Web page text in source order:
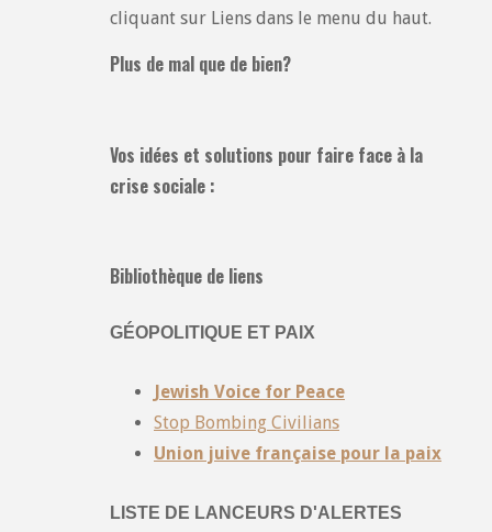
cliquant sur Liens dans le menu du haut.
Plus de mal que de bien?
Vos idées et solutions pour faire face à la
crise sociale :
Bibliothèque de liens
GÉOPOLITIQUE ET PAIX
Jewish Voice for Peace
Stop Bombing Civilians
Union juive française pour la paix
LISTE DE LANCEURS D'ALERTES